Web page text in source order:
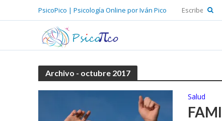
PsicoPico | Psicología Online por Iván Pico
Archivo - octubre 2017
Salud